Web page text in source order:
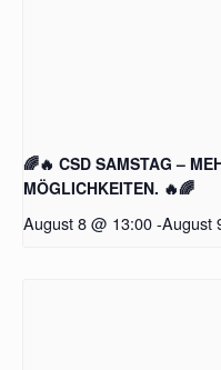
🌈🔥 CSD SAMSTAG –
MÖGLICHKEITEN. 🔥🌈
August 8 @ 13:00-August